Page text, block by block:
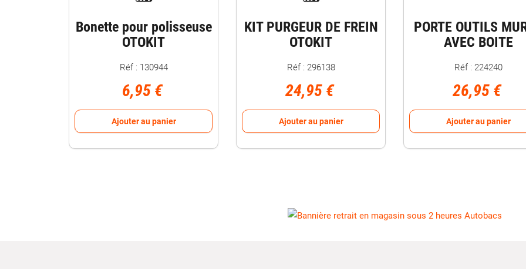
Bonette pour polisseuse
OTOKIT
Réf : 130944
6,95 €
Ajouter au panier
KIT PURGEUR DE FREIN
OTOKIT
Réf : 296138
24,95 €
Ajouter au panier
PORTE OUTILS
AVEC BOITE
Réf : 224240
26,95 €
Ajouter au panier